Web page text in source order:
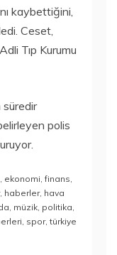
kaybettiğini,
Ceset,
Tıp Kurumu
süredir
polis
, ekonomi,finans,
, haberler, hava
, müzik, politika,
, spor,türkiye